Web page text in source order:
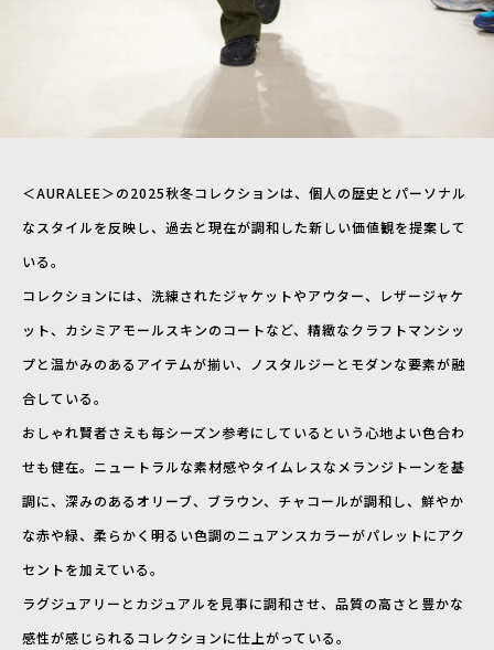
＜AURALEE＞の2025秋冬コレクションは、個人の歴史とパーソナル
なスタイルを反映し、過去と現在が調和した新しい価値観を提案して
いる。
コレクションには、洗練されたジャケットやアウター、レザージャケ
ット、カシミアモールスキンのコートなど、精緻なクラフトマンシッ
プと温かみのあるアイテムが揃い、ノスタルジーとモダンな要素が融
合している。
おしゃれ賢者さえも毎シーズン参考にしているという心地よい色合わ
せも健在。ニュートラルな素材感やタイムレスなメランジトーンを基
調に、 深みのあるオリーブ、ブラウン、チャコールが調和し、 鮮やか
な赤や緑、 柔らかく明るい色調のニュアンスカラーがパレットにアク
セントを加えている。
ラグジュアリーとカジュアルを見事に調和させ、品質の高さと豊かな
感性が感じられるコレクションに仕上がっている。